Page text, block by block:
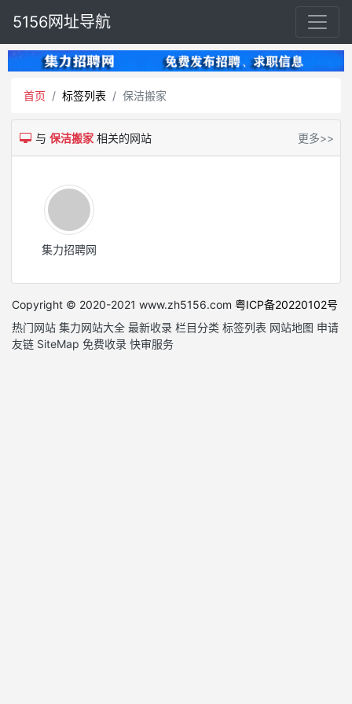
5156网址导航
首页 标签列表 保洁搬家
与 保洁搬家 相关的网站 更多>>
集力招聘网
Copyright © 2020-2021 www.zh5156.com 粤ICP备20220102号
热门网站 集力网站大全 最新收录 栏目分类 标签列表 网站地图 申请
友链 SiteMap 免费收录 快审服务